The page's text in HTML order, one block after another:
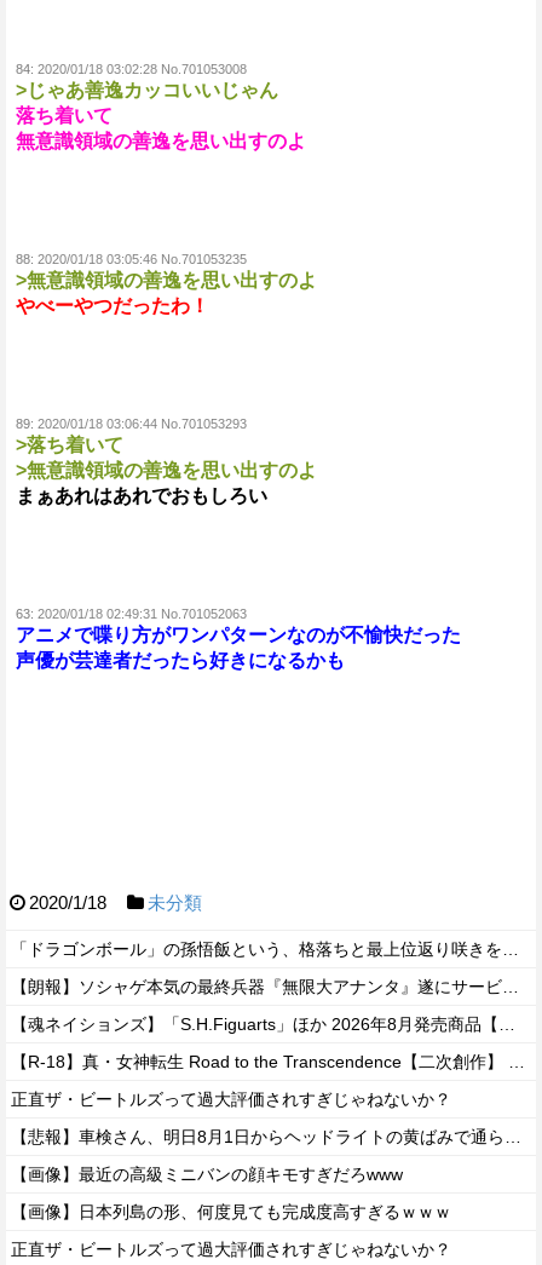
84: 2020/01/18 03:02:28 No.701053008
>じゃあ善逸カッコいいじゃん
落ち着いて
無意識領域の善逸を思い出すのよ
88: 2020/01/18 03:05:46 No.701053235
>無意識領域の善逸を思い出すのよ
やべーやつだったわ！
89: 2020/01/18 03:06:44 No.701053293
>落ち着いて
>無意識領域の善逸を思い出すのよ
まぁあれはあれでおもしろい
63: 2020/01/18 02:49:31 No.701052063
アニメで喋り方がワンパターンなのが不愉快だった
声優が芸達者だったら好きになるかも
2020/1/18 未分類
正直ザ・ビートルズって過大評価されすぎじゃねないか？
【画像】最近の高級ミニバンの顔キモすぎだろwww
【画像】日本列島の形、何度見ても完成度高すぎるｗｗｗ
正直ザ・ビートルズって過大評価されすぎじゃねないか？